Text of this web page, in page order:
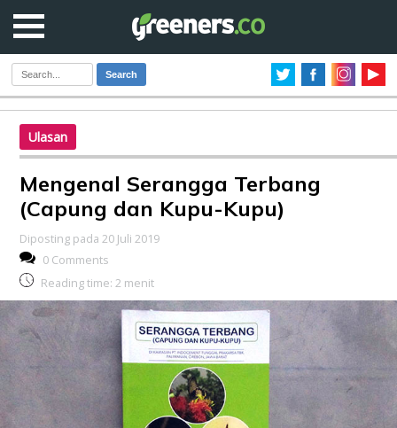
Search
Ulasan
Mengenal Serangga Terbang
(Capung dan Kupu-Kupu)
Diposting pada 20 Juli 2019
0 Comments
Reading time: 2 menit